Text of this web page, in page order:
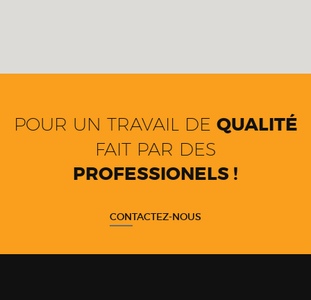
POUR UN TRAVAIL DE QUALITÉ
FAIT PAR DES
PROFESSIONELS !
CONTACTEZ-NOUS